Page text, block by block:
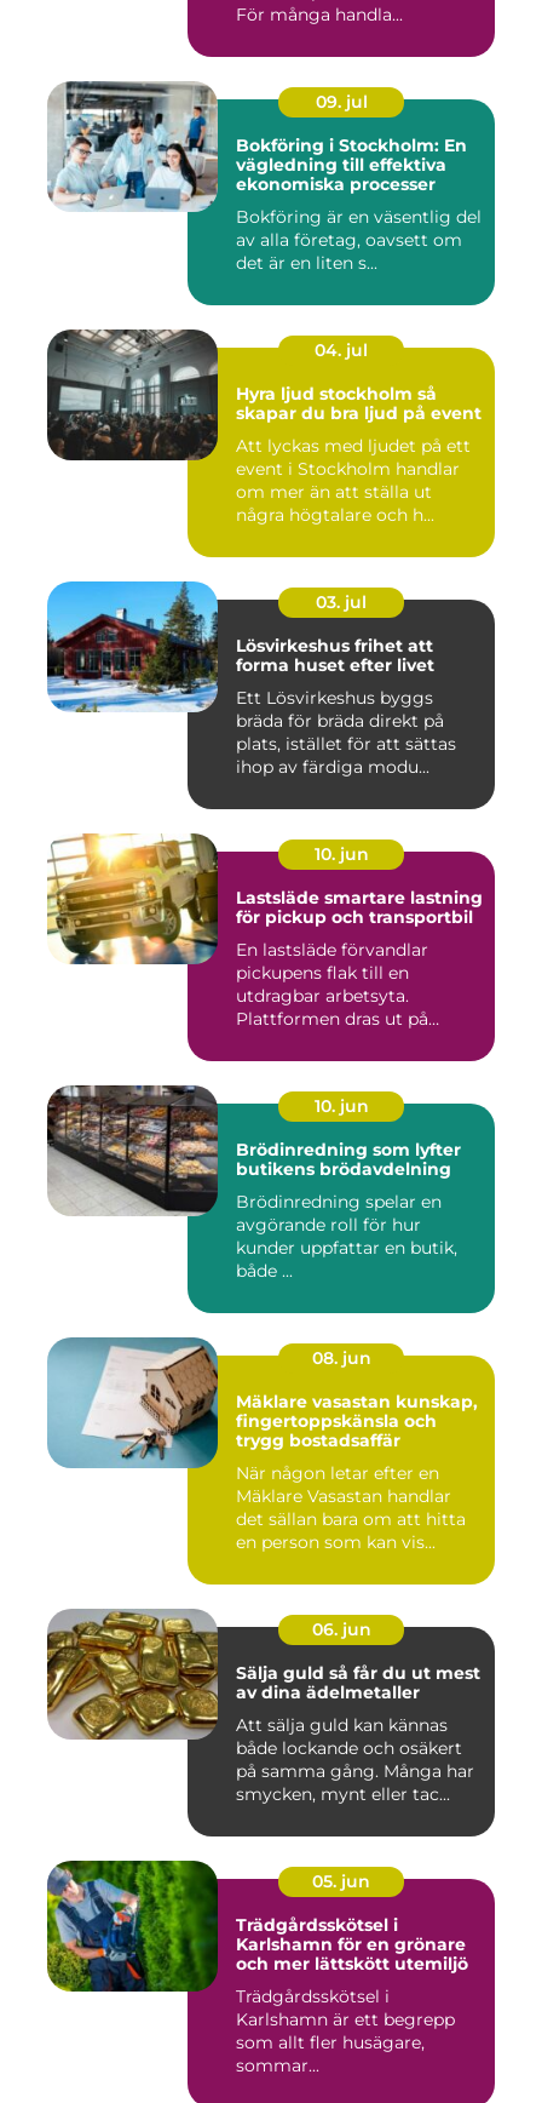
För många handla...
09. jul
Bokföring i Stockholm: En
vägledning till effektiva
ekonomiska processer
Bokföring är en väsentlig del
av alla företag, oavsett om
det är en liten s...
04. jul
Hyra ljud stockholm så
skapar du bra ljud på event
Att lyckas med ljudet på ett
event i Stockholm handlar
om mer än att ställa ut
några högtalare och h...
03. jul
Lösvirkeshus frihet att
forma huset efter livet
Ett Lösvirkeshus byggs
bräda för bräda direkt på
plats, istället för att sättas
ihop av färdiga modu...
10. jun
Lastsläde smartare lastning
för pickup och transportbil
En lastsläde förvandlar
pickupens flak till en
utdragbar arbetsyta.
Plattformen dras ut på
10. jun
Brödinredning som lyfter
butikens brödavdelning
Brödinredning spelar en
avgörande roll för hur
kunder uppfattar en butik,
både ...
08. jun
Mäklare vasastan kunskap,
fingertoppskänsla och
trygg bostadsaffär
När någon letar efter en
Mäklare Vasastan handlar
det sällan bara om att hitta
en person som kan vis...
06. jun
Sälja guld så får du ut mest
av dina ädelmetaller
Att sälja guld kan kännas
både lockande och osäkert
på samma gång. Många har
smycken, mynt eller tac...
05. jun
Trädgårdsskötsel i
Karlshamn för en grönare
och mer lättskött utemiljö
Trädgårdsskötsel i
Karlshamn är ett begrepp
som allt fler husägare,
sommar...